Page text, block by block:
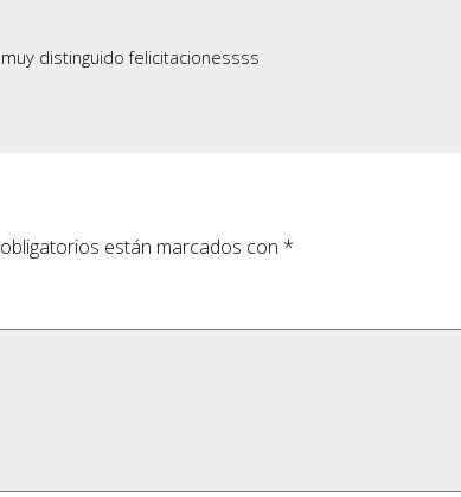
distinguido felicitacionessss
están marcados con *